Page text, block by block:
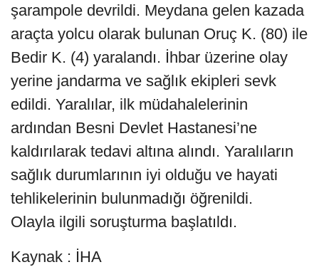
şarampole devrildi. Meydana gelen kazada
araçta yolcu olarak bulunan Oruç K. (80) ile
Bedir K. (4) yaralandı. İhbar üzerine olay
yerine jandarma ve sağlık ekipleri sevk
edildi. Yaralılar, ilk müdahalelerinin
ardından Besni Devlet Hastanesi’ne
kaldırılarak tedavi altına alındı. Yaralıların
sağlık durumlarının iyi olduğu ve hayati
tehlikelerinin bulunmadığı öğrenildi.
Olayla ilgili soruşturma başlatıldı.
Kaynak : İHA